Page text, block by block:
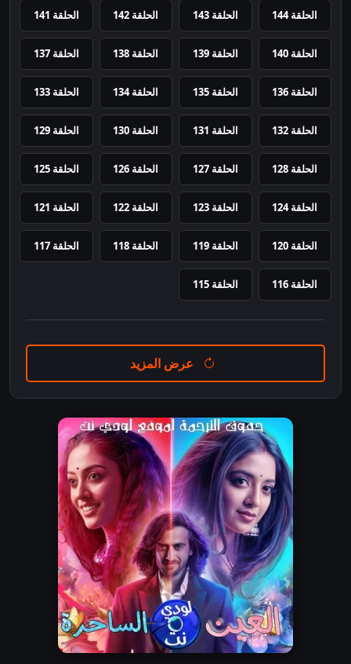
الحلقة 144 الحلقة 143 الحلقة 142 الحلقة 141
الحلقة 140 الحلقة 139 الحلقة 138 الحلقة 137
الحلقة 136 الحلقة 135 الحلقة 134 الحلقة 133
الحلقة 132 الحلقة 131 الحلقة 130 الحلقة 129
الحلقة 128 الحلقة 127 الحلقة 126 الحلقة 125
الحلقة 124 الحلقة 123 الحلقة 122 الحلقة 121
الحلقة 120 الحلقة 119 الحلقة 118 الحلقة 117
الحلقة 116 الحلقة 115
عرض المزيد